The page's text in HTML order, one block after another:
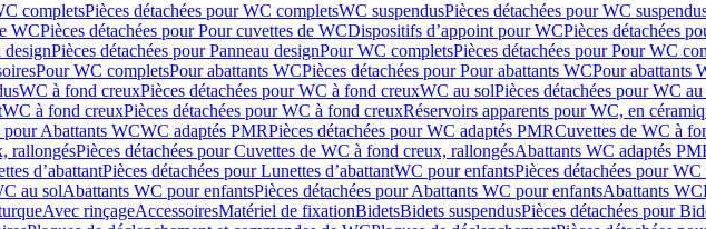
completsPièces détachées pour WC completsWC suspendusPièces détachées pour WC
WCPièces détachées pour Pour cuvettes de WCDispositifs d’appoint pour WCPièces détachées
designPièces détachées pour Panneau designPour WC completsPièces détachées pour Pour WC
Pour WC completsPour abattants WCPièces détachées pour Pour abattants WCPour abattants
WC à fond creuxPièces détachées pour WC à fond creuxWC au solPièces détachées pour WC au
WC à fond creuxPièces détachées pour WC à fond creuxRéservoirs apparents pour WC, en
pour Abattants WCWC adaptés PMRPièces détachées pour WC adaptés PMRCuvettes de WC à
rallongésPièces détachées pour Cuvettes de WC à fond creux, rallongésAbattants WC adaptés
d’abattantPièces détachées pour Lunettes d’abattantWC pour enfantsPièces détachées pour
au solAbattants WC pour enfantsPièces détachées pour Abattants WC pour enfantsAbattants WC
Avec rinçageAccessoiresMatériel de fixationBidetsBidets suspendusPièces détachées pour